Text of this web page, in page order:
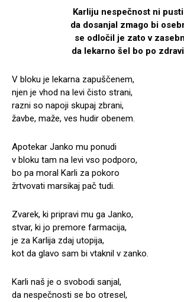
Karliju nespečnost ni
da dosanjal zmago bi
se odločil je zato v
da lekarno šel bo po
V bloku je lekarna zapuščenem,
njen je vhod na levi čisto strani,
razni so napoji skupaj zbrani,
žavbe, maže, ves hudir obenem.
Apotekar Janko mu ponudi
v bloku tam na levi vso podporo,
bo pa moral Karli za pokoro
žrtvovati marsikaj pač tudi.
Zvarek, ki pripravi mu ga Janko,
stvar, ki jo premore farmacija,
je za Karlija zdaj utopija,
kot da glavo sam bi vtaknil v zanko.
Karli naš je o svobodi sanjal,
da nespečnosti se bo otresel,